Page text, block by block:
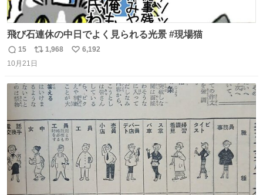
飛び石連休の中日でよく見られる光景 #現場猫
返
信
15
リ
ポ
ト
数
1,968
い
数
6,192
10月21日